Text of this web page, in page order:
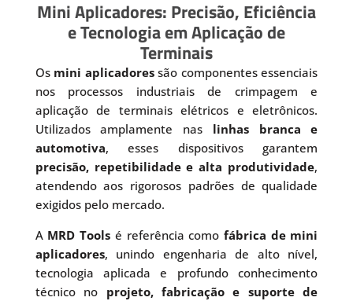
Mini Aplicadores: Precisão, Eficiência
e Tecnologia em Aplicação de
Terminais
Os mini aplicadoressão componentes essenciais
nos processos industriais de crimpagem e
aplicação de terminais elétricos e eletrônicos.
Utilizados amplamente nas linhas branca e
automotiva, esses dispositivos garantem
precisão, repetibilidade e alta produtividade,
atendendo aos rigorosos padrões de qualidade
exigidos pelo mercado.
A MRD Tools é referência como fábrica de mini
aplicadores, unindo engenharia de alto nível,
tecnologia aplicada e profundo conhecimento
técnico no projeto, fabricação e suporte de